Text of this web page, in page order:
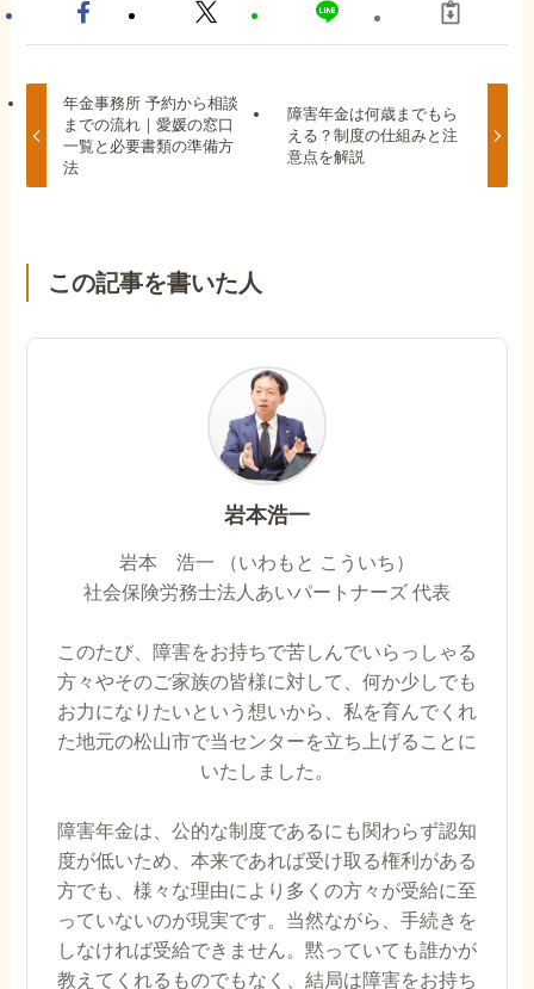
年金事務所 予約から相談
までの流れ｜愛媛の窓口
一覧と必要書類の準備方
法
障害年金は何歳までもら
える？制度の仕組みと注
意点を解説
この記事を書いた人
岩本浩一
岩本 浩一 （いわもと こういち）
社会保険労務士法人あいパートナーズ 代表
このたび、障害をお持ちで苦しんでいらっしゃる
方々やそのご家族の皆様に対して、何か少しでも
お力になりたいという想いから、私を育んでくれ
た地元の松山市で当センターを立ち上げることに
いたしました。
障害年金は、公的な制度であるにも関わらず認知
度が低いため、本来であれば受け取る権利がある
方でも、様々な理由により多くの方々が受給に至
っていないのが現実です。当然ながら、手続きを
しなければ受給できません。黙っていても誰かが
教えてくれるものでもなく、結局は障害をお持ち